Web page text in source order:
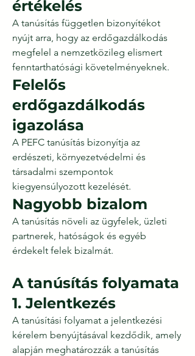
értékelés
A tanúsítás független bizonyítékot
nyújt arra, hogy az erdőgazdálkodás
megfelel a nemzetközileg elismert
fenntarthatósági követelményeknek.
Felelős
erdőgazdálkodás
igazolása
A PEFC tanúsítás bizonyítja az
erdészeti, környezetvédelmi és
társadalmi szempontok
kiegyensúlyozott kezelését.
Nagyobb bizalom
A tanúsítás növeli az ügyfelek, üzleti
partnerek, hatóságok és egyéb
érdekelt felek bizalmát.
A tanúsítás folyamata
1. Jelentkezés
A tanúsítási folyamat a jelentkezési
kérelem benyújtásával kezdődik, amely
alapján meghatározzák a tanúsítás